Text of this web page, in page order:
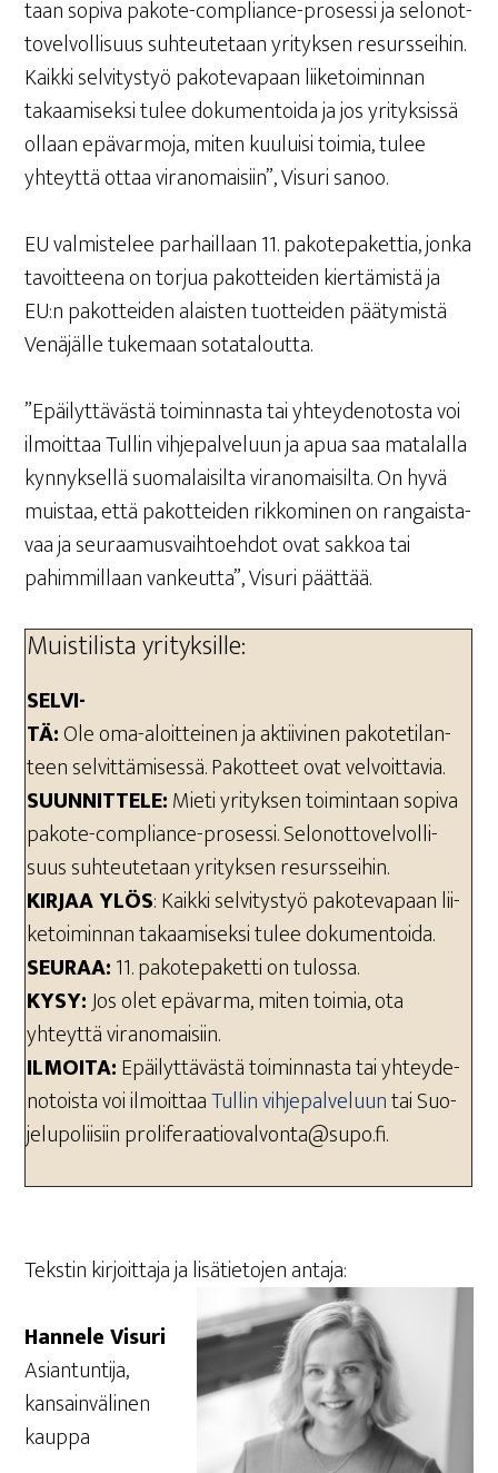
taan sopi­va pako­te-compliance-pro­ses­si ja selon­ot­
to­vel­vol­li­suus suh­teu­te­taan yri­tyk­sen resurs­sei­hin.
Kaik­ki sel­vi­tys­työ pako­te­va­paan lii­ke­toi­min­nan
takaa­mi­sek­si tulee doku­men­toi­da ja jos yri­tyk­sis­sä
ollaan epä­var­mo­ja, miten kuu­lui­si toi­mia, tulee
yhteyt­tä ottaa viran­omai­siin”, Visu­ri sanoo.
EU val­mis­te­lee par­hail­laan 11. pako­te­pa­ket­tia, jon­ka
tavoit­tee­na on tor­jua pakot­tei­den kier­tä­mis­tä ja
EU:n pakot­tei­den alais­ten tuot­tei­den pää­ty­mis­tä
Venä­jäl­le tuke­maan sotataloutta.
”Epäi­lyt­tä­väs­tä toi­min­nas­ta tai yhtey­de­no­tos­ta voi
ilmoit­taa Tul­lin vih­je­pal­ve­luun ja apua saa mata­lal­la
kyn­nyk­sel­lä suo­ma­lai­sil­ta viran­omai­sil­ta. On hyvä
muis­taa, että pakot­tei­den rik­ko­mi­nen on ran­gais­ta­
vaa ja seu­raa­mus­vaih­toeh­dot ovat sak­koa tai
pahim­mil­laan van­keut­ta”, Visu­ri päättää.
Muis­ti­lis­ta yrityksille:
SEL­VI­
TÄ:Ole oma-aloit­tei­nen ja aktii­vi­nen pako­te­ti­lan­
teen sel­vit­tä­mi­ses­sä. Pakot­teet ovat velvoittavia.
SUUN­NIT­TE­LE:Mie­ti yri­tyk­sen toi­min­taan sopi­va
pako­te-compliance-pro­ses­si. Selon­ot­to­vel­vol­li­
suus suh­teu­te­taan yri­tyk­sen resursseihin.
KIR­JAA YLÖS: Kaik­ki sel­vi­tys­työ pako­te­va­paan lii­
ke­toi­min­nan takaa­mi­sek­si tulee dokumentoida.
SEU­RAA:11. pako­te­pa­ket­ti on tulossa.
KYSY:Jos olet epä­var­ma, miten toi­mia, ota
yhteyt­tä viranomaisiin.
ILMOI­TA:Epäi­lyt­tä­väs­tä toi­min­nas­ta tai yhtey­de­
no­tois­ta voi ilmoit­taaTul­lin vih­je­pal­ve­luuntai Suo­
je­lu­po­lii­siin proliferaatiovalvonta@supo.fi.
Teks­tin kir­joit­ta­ja ja lisä­tie­to­jen antaja:
Han­ne­le Visuri
Asian­tun­ti­ja,
kan­sain­vä­li­nen
kauppa